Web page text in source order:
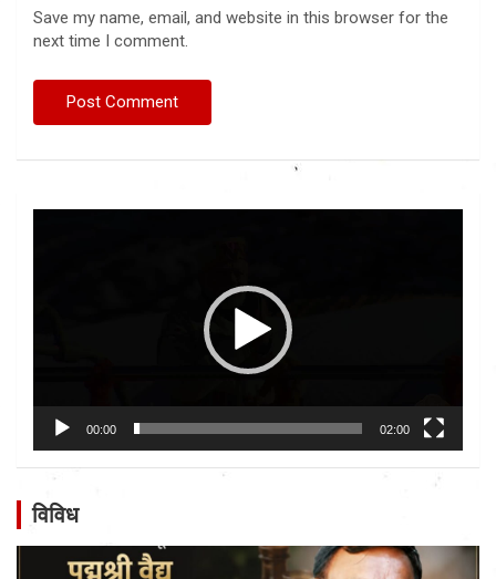
Save my name, email, and website in this browser for the
next time I comment.
00:00 02:00
विविध